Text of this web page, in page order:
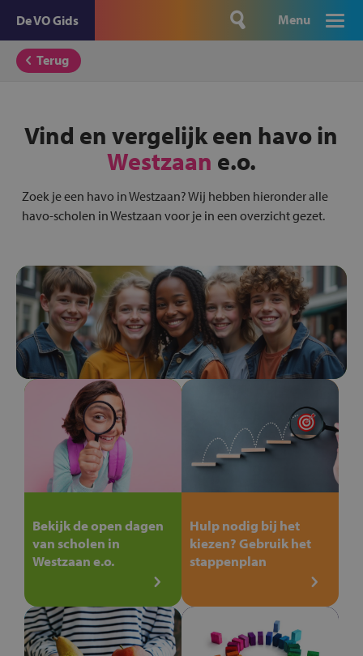
De VO Gids Menu
Terug
Vind en vergelijk een havo in
Westzaan e.o.
Zoek je een havo in Westzaan? Wij hebben hieronder alle
havo-scholen in Westzaan voor je in een overzicht gezet.
Bekijk de open dagen
van scholen in
Westzaan e.o.
Hulp nodig bij het
kiezen? Gebruik het
stappenplan